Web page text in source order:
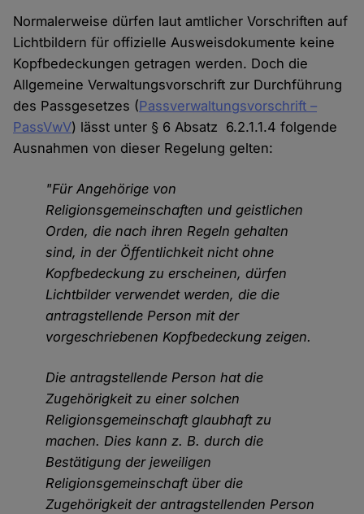
Normalerweise dürfen laut amtlicher Vorschriften auf
Lichtbildern für offizielle Ausweisdokumente keine
Kopfbedeckungen getragen werden. Doch die
Allgemeine Verwaltungsvorschrift zur Durchführung
des Passgesetzes (Passverwaltungsvorschrift –
PassVwV) lässt unter § 6 Absatz 6.2.1.1.4 folgende
Ausnahmen von dieser Regelung gelten:
"Für Angehörige von
Religionsgemeinschaften und geistlichen
Orden, die nach ihren Regeln gehalten
sind, in der Öffentlichkeit nicht ohne
Kopfbedeckung zu erscheinen, dürfen
Lichtbilder verwendet werden, die die
antragstellende Person mit der
vorgeschriebenen Kopfbedeckung zeigen.
Die antragstellende Person hat die
Zugehörigkeit zu einer solchen
Religionsgemeinschaft glaubhaft zu
machen. Dies kann z. B. durch die
Bestätigung der jeweiligen
Religionsgemeinschaft über die
Zugehörigkeit der antragstellenden Person